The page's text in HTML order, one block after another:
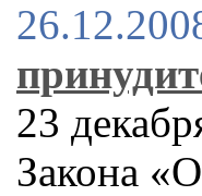
23
Закона